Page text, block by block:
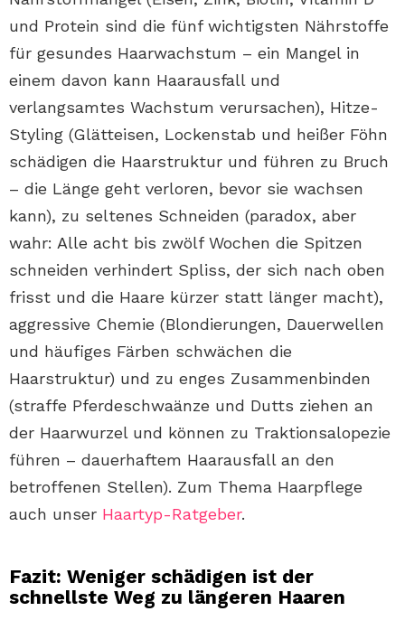
und Protein sind die fünf wichtigsten Nährstoffe
für gesundes Haarwachstum – ein Mangel in
einem davon kann Haarausfall und
verlangsamtes Wachstum verursachen), Hitze-
Styling (Glätteisen, Lockenstab und heißer Föhn
schädigen die Haarstruktur und führen zu Bruch
– die Länge geht verloren, bevor sie wachsen
kann), zu seltenes Schneiden (paradox, aber
wahr: Alle acht bis zwölf Wochen die Spitzen
schneiden verhindert Spliss, der sich nach oben
frisst und die Haare kürzer statt länger macht),
aggressive Chemie (Blondierungen, Dauerwellen
und häufiges Färben schwächen die
Haarstruktur) und zu enges Zusammenbinden
(straffe Pferdeschwaänze und Dutts ziehen an
der Haarwurzel und können zu Traktionsalopezie
führen – dauerhaftem Haarausfall an den
betroffenen Stellen). Zum Thema Haarpflege
auch unser Haartyp-Ratgeber.
Fazit: Weniger schädigen ist der
schnellste Weg zu längeren Haaren